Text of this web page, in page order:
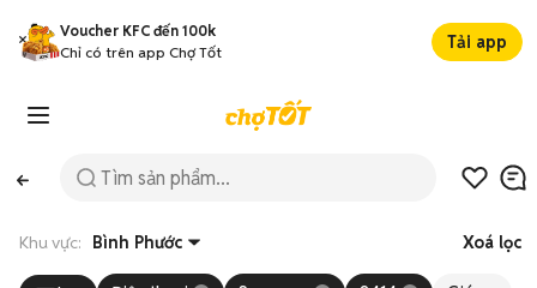
Voucher KFC đến 100k
Chỉ có trên app Chợ Tốt
Tải app
Khu vực: Bình Phước Xoá lọc